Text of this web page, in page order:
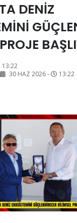
DENİZ
13:22
30 HAZ 2026 - 13:22